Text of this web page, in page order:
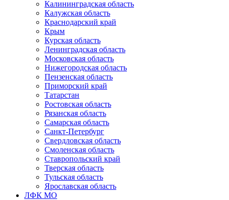
Калининградская область
Калужская область
Краснодарский край
Крым
Курская область
Ленинградская область
Московская область
Нижегородская область
Пензенская область
Приморский край
Татарстан
Ростовская область
Рязанская область
Самарская область
Санкт-Петербург
Свердловская область
Смоленская область
Ставропольский край
Тверская область
Тульская область
Ярославская область
ЛФК МО